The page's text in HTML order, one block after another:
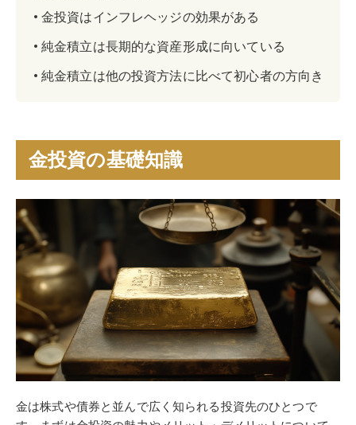
金投資はインフレヘッジの効果がある
純金積立は長期的な資産形成に向いている
純金積立は他の投資方法に比べて初心者の方向き
金投資の基礎知識
金は株式や債券と並んで広く知られる投資先のひとつで